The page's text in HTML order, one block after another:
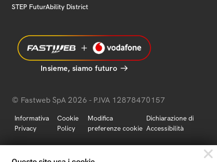
STEP FuturAbility District
Insieme, siamo futuro
© Fastweb SpA 2026 - P.IVA 12878470157
Informativa
Privacy
Cookie
Policy
Modifica
preferenze cookie
Dichiarazione di
Accessibilità